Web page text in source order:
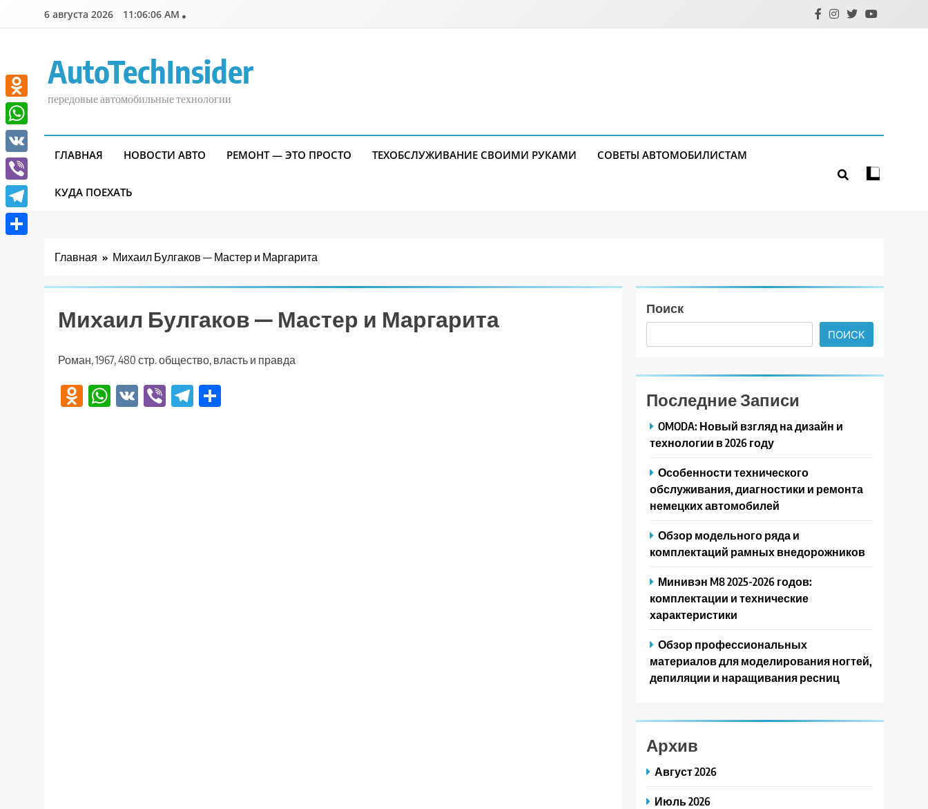
6 августа 2026 11:06:07 AM
AutoTechInsider
передовые автомобильные технологии
ГЛАВНАЯ НОВОСТИ АВТО РЕМОНТ — ЭТО ПРОСТО ТЕХОБСЛУЖИВАНИЕ СВОИМИ РУКАМИ СОВЕТЫ АВТОМОБИЛИСТАМ
КУДА ПОЕХАТЬ
Главная Михаил Булгаков — Мастер и Маргарита
Михаил Булгаков — Мастер и Маргарита
Роман, 1967, 480 стр. общество, власть и правда
Odnoklassniki
WhatsApp
VK ViberTelegram
Поиск
ПОИСК
Последние Записи
OMODA: Новый взгляд на дизайн и
технологии в 2026 году
Особенности технического
обслуживания, диагностики и ремонта
немецких автомобилей
Обзор модельного ряда и
комплектаций рамных внедорожников
Минивэн M8 2025-2026 годов:
комплектации и технические
характеристики
Обзор профессиональных
материалов для моделирования ногтей,
депиляции и наращивания ресниц
Архив
Август 2026
Июль 2026
Odnoklassniki
WhatsApp
VK
Viber
Telegram